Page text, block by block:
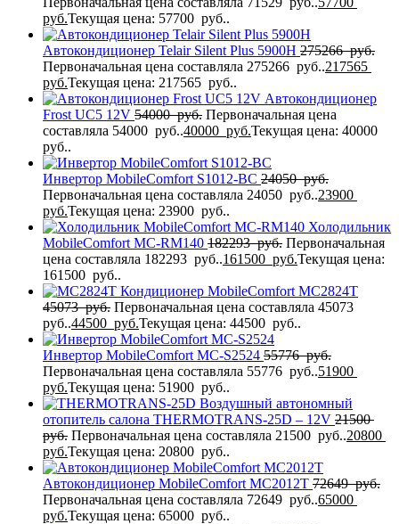
руб.Текущая цена: 57700 руб..
Автокондиционер Telair Silent Plus 5900H 275266руб.
Первоначальная цена составляла 275266 руб..217565
руб.Текущая цена: 217565 руб..
Автокондиционер
Frost UC5 12V 54000руб. Первоначальная цена
составляла 54000 руб..40000 руб.Текущая цена: 40000
руб..
Инвертор MobileComfort S1012-BC 24050руб.
Первоначальная цена составляла 24050 руб..23900
руб.Текущая цена: 23900 руб..
Холодильник
MobileComfort MC-RM140 182293руб. Первоначальная
цена составляла 182293 руб..161500 руб.Текущая цена:
161500 руб..
Кондиционер MobileComfort MC2824T
45073руб. Первоначальная цена составляла 45073
руб..44500 руб.Текущая цена: 44500 руб..
Инвертор MobileComfort MC-S2524 55776руб.
Первоначальная цена составляла 55776 руб..51900
руб.Текущая цена: 51900 руб..
Воздушный автономный
отопитель салона THERMOTRANS-25D – 12V 21500
руб. Первоначальная цена составляла 21500 руб..20800
руб.Текущая цена: 20800 руб..
Автокондиционер MobileComfort MC2012T 72649руб.
Первоначальная цена составляла 72649 руб..65000
руб.Текущая цена: 65000 руб..